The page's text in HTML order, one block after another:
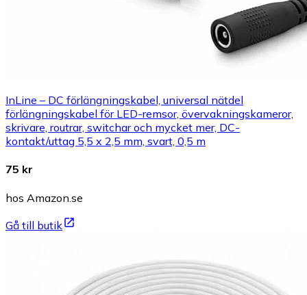
InLine – DC förlängningskabel, universal nätdel
förlängningskabel för LED-remsor, övervakningskameror,
skrivare, routrar, switchar och mycket mer, DC-
kontakt/uttag 5,5 x 2,5 mm, svart, 0,5 m
75 kr
hos Amazon.se
Gå till butik